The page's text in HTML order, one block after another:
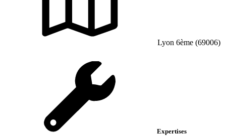
Lyon 6ème (69006)
Expertises